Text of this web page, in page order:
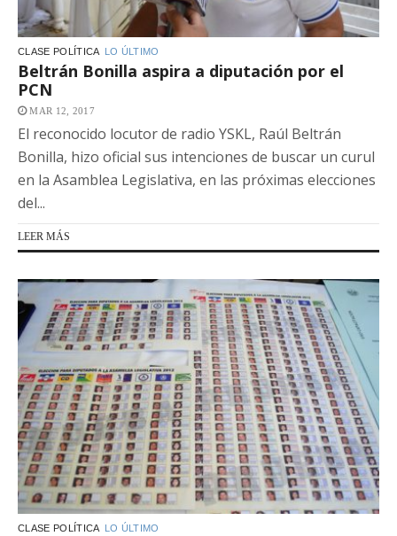
CLASE POLÍTICA LO ÚLTIMO
Beltrán Bonilla aspira a diputación por el
PCN
MAR 12, 2017
El reconocido locutor de radio YSKL, Raúl Beltrán
Bonilla, hizo oficial sus intenciones de buscar un curul
en la Asamblea Legislativa, en las próximas elecciones
del...
LEER MÁS
CLASE POLÍTICA LO ÚLTIMO